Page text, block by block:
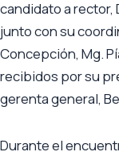
candidato a rector,
junto con su
Concepción, Mg.
recibidos por su
gerenta general,
Durante el